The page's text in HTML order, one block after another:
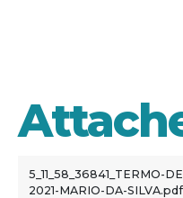
5_11_58_36841_TERMO-
2021-MARIO-DA-SILVA.pdf